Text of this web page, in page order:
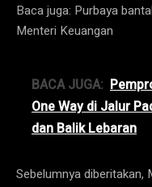
Baca juga: Purbaya
Menteri Keuangan
BACA JUGA:
One Way di Jalur
dan Balik Lebaran
Sebelumnya diberitakan,